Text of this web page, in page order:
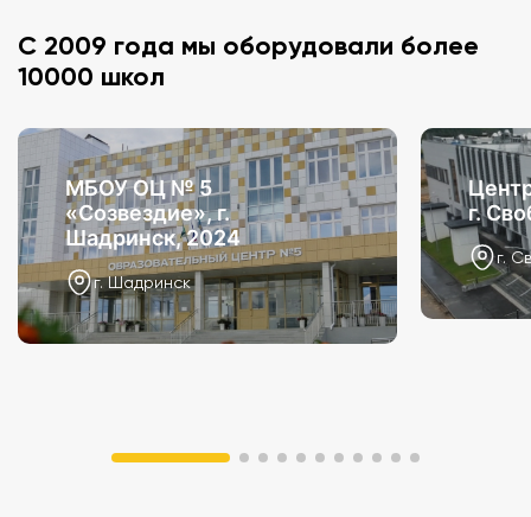
С 2009 года мы оборудовали более
10000 школ
МБОУ ОЦ № 5
«Созвездие», г.
Шадринск, 2024
г. Шадринск
г.
г.